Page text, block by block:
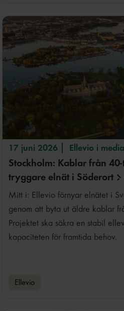
17 juni 2026 Ellevio i media
Stockholm: Kablar från
tryggare elnät i Söderort
Mitt i: Ellevio förnyar elnätet i
genom att byta ut äldre kablar
Projektet ska säkra en stabil
kapaciteten för framtida behov.
Ellevio